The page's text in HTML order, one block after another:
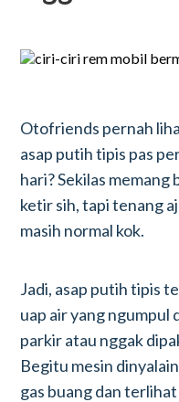
Otofriends pernah
asap putih tipis pas
hari? Sekilas
ketir sih, tapi tenang
masih normal kok.
Jadi, asap putih tipis
uap air yang ngumpul
parkir atau nggak
Begitu mesin
gas buang dan